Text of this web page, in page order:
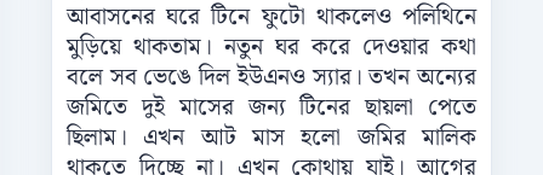
আবাসনের ঘরে টিনে ফুটো থাকলেও পলিথিনে
মুড়িয়ে থাকতাম। নতুন ঘর করে দেওয়ার কথা
বলে সব ভেঙে দিল ইউএনও স্যার। তখন অন্যের
জমিতে দুই মাসের জন্য টিনের ছায়লা পেতে
ছিলাম। এখন আট মাস হলো জমির মালিক